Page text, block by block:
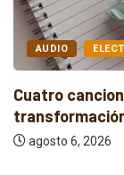
AUDIO
Cuatro
agosto 6, 2026